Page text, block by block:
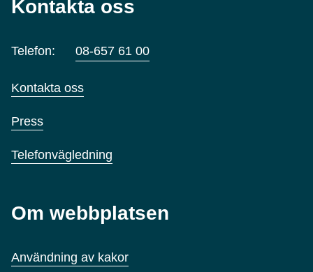
Kontakta oss
Telefon: 08-657 61 00
Kontakta oss
Press
Telefonvägledning
Om webbplatsen
Användning av kakor